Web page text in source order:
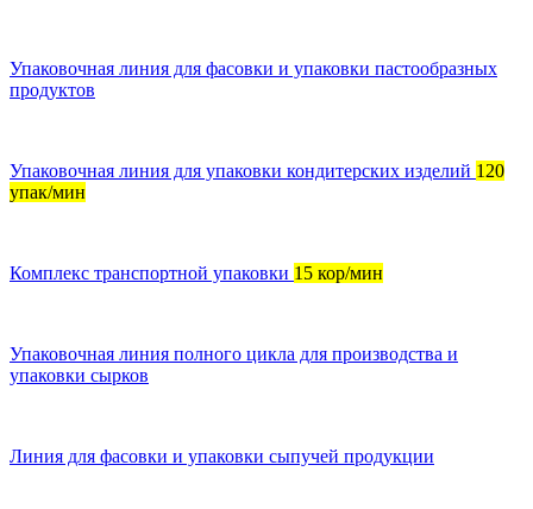
Упаковочная линия для фасовки и упаковки пастообразных
продуктов
Упаковочная линия для упаковки кондитерских изделий 120
упак/мин
Комплекс транспортной упаковки 15 кор/мин
Упаковочная линия полного цикла для производства и
упаковки сырков
Линия для фасовки и упаковки сыпучей продукции